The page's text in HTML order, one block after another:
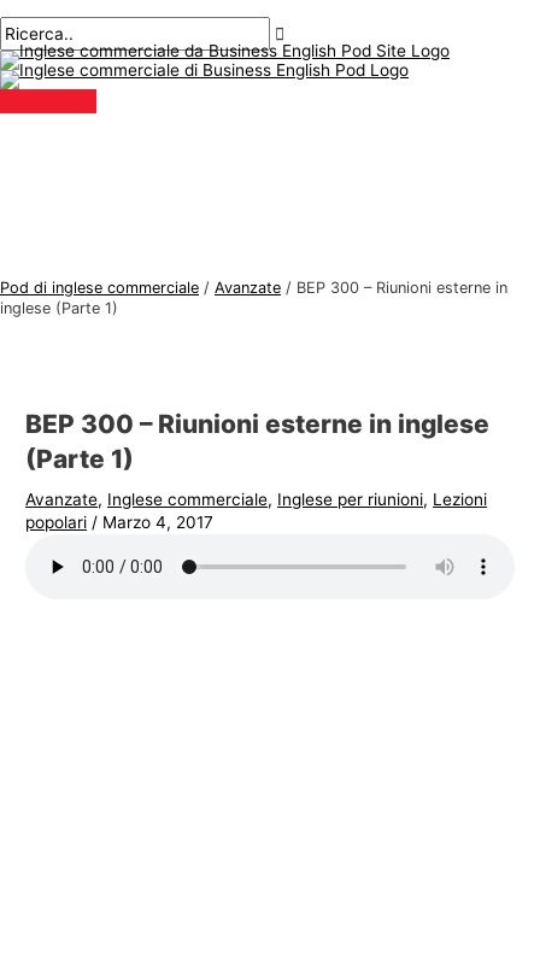
al
contenuto
principale
Pod di inglese commerciale / Avanzate / BEP 300 – Riunioni esterne in
inglese (Parte 1)
BEP 300 – Riunioni esterne in inglese
(Parte 1)
Avanzate, Inglese commerciale, Inglese per riunioni, Lezioni
popolari / Marzo 4, 2017
navigazione
qui..
mail*
A
r
g
o
d
g
l
e
s
C
e
r
c